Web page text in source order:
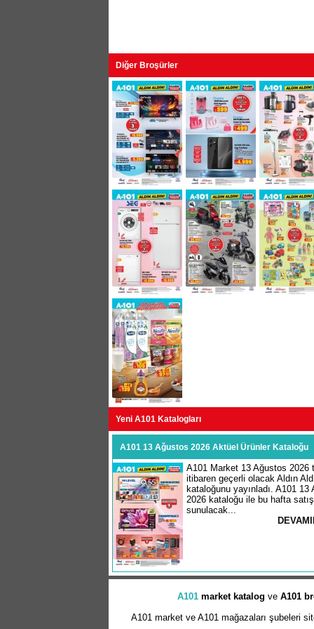
Diğer Broşürler
Yeni A101 Katalogları
A101 13 Ağustos 2026 Aktüel Ürünler Kataloğu
A101 Market 13 Ağustos 2026
itibaren geçerli olacak Aldın
kataloğunu yayınladı. A101 13
2026 kataloğu ile bu hafta
sunulacak...
A101 market katalog ve A101
A101 market ve A101 mağazaları şubeleri